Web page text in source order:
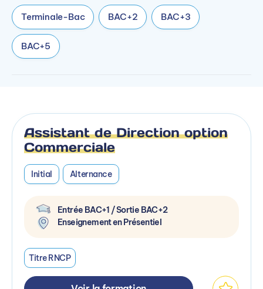
Terminale-Bac BAC+2 BAC+3
BAC+5
Assistant de Direction option
Commerciale
Initial Alternance
Entrée BAC+1 / Sortie BAC+2
Enseignement en Présentiel
Titre RNCP